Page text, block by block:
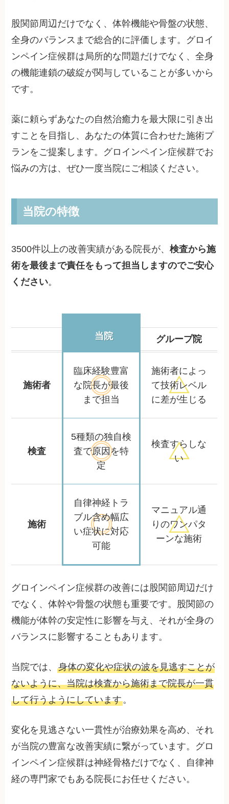
股関節周辺だけでなく、体幹機能や骨盤の状態、
全身のバランスまで総合的に評価します。グロイ
ンペイン症候群は局所的な問題だけでなく、全身
の機能連鎖の破綻が関与していることが多いから
です。
薬に頼らずあなたの自然治癒力を最大限に引き出
すことを目指し、あなたの体質に合わせた施術プ
ランをご提案します。グロインペイン症候群でお
悩みの方は、ぜひ一度当院にご相談ください。
当院の特徴
3500件以上の改善実績がある院長が、検査から施
術を最後まで責任をもって担当しますのでご安心
ください。
当院 グループ院
施術者
臨床経験豊富
な院長が最後
まで担当
施術者によっ
て技術レベル
に差が生じる
検査
5種類の独自検
査で原因を特
定
検査すらしな
い
施術
自律神経トラ
ブル含め幅広
い症状に対応
可能
マニュアル通
りのワンパタ
ーンな施術
グロインペイン症候群の改善には股関節周辺だけ
でなく、体幹や骨盤の状態も重要です。股関節の
機能が体幹の安定性に影響を与え、それが全身の
バランスに影響することもあります。
当院では、身体の変化や症状の波を見逃すことが
ないように、当院は検査から施術まで院長が一貫
して行うようにしています。
変化を見逃さない一貫性が治療効果を高め、それ
が当院の豊富な改善実績に繋がっています。グロ
インペイン症候群は神経骨格だけでなく、自律神
経の専門家でもある院長にお任せください。